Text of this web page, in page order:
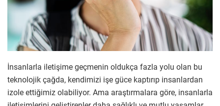
İnsanlarla iletişime geçmenin oldukça fazla yolu olan bu
teknolojik çağda, kendimizi işe güce kaptırıp insanlardan
izole ettiğimiz olabiliyor. Ama araştırmalara göre, insanlarla